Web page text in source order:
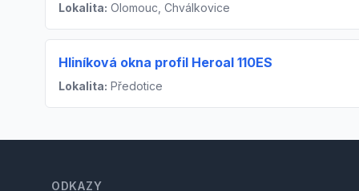
Lokalita: Olomouc, Chválkovice
Hliníková okna profil Heroal 110ES
Lokalita: Předotice
ODKAZY